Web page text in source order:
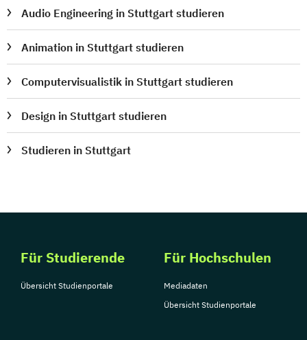
Audio Engineering in Stuttgart studieren
Animation in Stuttgart studieren
Computervisualistik in Stuttgart studieren
Design in Stuttgart studieren
Studieren in Stuttgart
Für Studierende
Übersicht Studienportale
Für Hochschulen
Mediadaten
Übersicht Studienportale